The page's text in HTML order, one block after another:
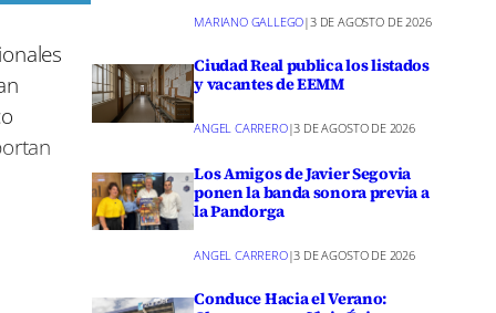
MARIANO GALLEGO|3 DE AGOSTO DE 2026
Ciudad Real publica los listados
y vacantes de EEMM
ANGEL CARRERO|3 DE AGOSTO DE 2026
Los Amigos de Javier Segovia
ponen la banda sonora previa a
la Pandorga
ANGEL CARRERO|3 DE AGOSTO DE 2026
Conduce Hacia el Verano: